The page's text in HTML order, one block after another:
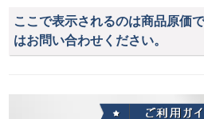
ここで表示されるのは商品原価
はお問い合わせください。